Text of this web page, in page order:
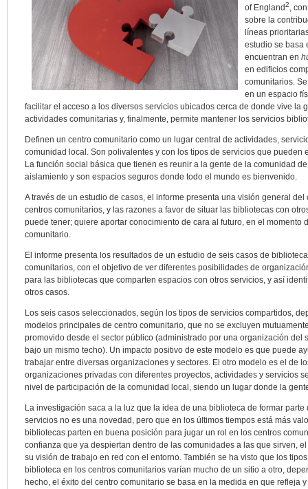
of England2,
sobre la
líneas
estudio se basa
encuentran en
en edificios
comunitarios.
en un espacio
facilitar el acceso a los diversos servicios ubicados cerca de donde vive la
actividades comunitarias y, finalmente, permite mantener los servicios
Definen un centro comunitario como un lugar central de actividades,
comunidad local. Son polivalentes y con los tipos de servicios que
La función social básica que tienen es reunir a la gente de la comunidad
aislamiento y son espacios seguros donde todo el mundo es bienvenido.
A través de un estudio de casos, el informe presenta una visión general
centros comunitarios, y las razones a favor de situar las bibliotecas con
puede tener; quiere aportar conocimiento de cara al futuro, en el momento
comunitario.
El informe presenta los resultados de un estudio de seis casos de
comunitarios, con el objetivo de ver diferentes posibilidades de
para las bibliotecas que comparten espacios con otros servicios, y así
otros casos.
Los seis casos seleccionados, según los tipos de servicios compartidos,
modelos principales de centro comunitario, que no se excluyen
promovido desde el sector público (administrado por una organización del
bajo un mismo techo). Un impacto positivo de este modelo es que puede
trabajar entre diversas organizaciones y sectores. El otro modelo es el de
organizaciones privadas con diferentes proyectos, actividades y servicios
nivel de participación de la comunidad local, siendo un lugar donde la
La investigación saca a la luz que la idea de una biblioteca de formar
servicios no es una novedad, pero que en los últimos tiempos está más
bibliotecas parten en buena posición para jugar un rol en los centros
confianza que ya despiertan dentro de las comunidades a las que sirven,
su visión de trabajo en red con el entorno. También se ha visto que los
biblioteca en los centros comunitarios varían mucho de un sitio a otro,
hecho, el éxito del centro comunitario se basa en la medida en que refleja